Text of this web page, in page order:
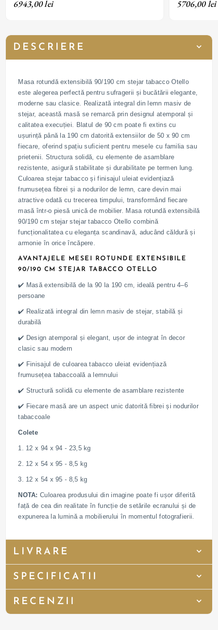
6943,00 lei 5706,00 lei
DESCRIERE
Masa rotundă extensibilă 90/190 cm stejar tabacco Otello
este alegerea perfectă pentru sufragerii și bucătării elegante,
moderne sau clasice. Realizată integral din lemn masiv de
stejar, această masă se remarcă prin designul atemporal și
calitatea execuției. Blatul de 90 cm poate fi extins cu
ușurință până la 190 cm datorită extensiilor de 50 x 90 cm
fiecare, oferind spațiu suficient pentru mesele cu familia sau
prietenii. Structura solidă, cu elemente de asamblare
rezistente, asigură stabilitate și durabilitate pe termen lung.
Culoarea stejar tabacco și finisajul uleiat evidențiază
frumusețea fibrei și a nodurilor de lemn, care devin mai
atractive odată cu trecerea timpului, transformând fiecare
masă într-o piesă unică de mobilier. Masa rotundă extensibilă
90/190 cm stejar stejar tabacco Otello combină
funcționalitatea cu eleganța scandinavă, aducând căldură și
armonie în orice încăpere.
AVANTAJELE MESEI ROTUNDE EXTENSIBILE
90/190 CM STEJAR TABACCO OTELLO
✔️ Masă extensibilă de la 90 la 190 cm, ideală pentru 4–6
persoane
✔️ Realizată integral din lemn masiv de stejar, stabilă și
durabilă
✔️ Design atemporal și elegant, ușor de integrat în decor
clasic sau modern
✔️ Finisajul de culoarea tabacco uleiat evidențiază
frumusețea tabaccoală a lemnului
✔️ Structură solidă cu elemente de asamblare rezistente
✔️ Fiecare masă are un aspect unic datorită fibrei și nodurilor
tabaccoale
Colete
1. 12 x 94 x 94 - 23,5 kg
2. 12 x 54 x 95 - 8,5 kg
3. 12 x 54 x 95 - 8,5 kg
NOTA: Culoarea produsului din imagine poate fi ușor diferită
față de cea din realitate în funcție de setările ecranului și de
expunerea la lumină a mobilierului în momentul fotografierii.
LIVRARE
SPECIFICATII
RECENZII